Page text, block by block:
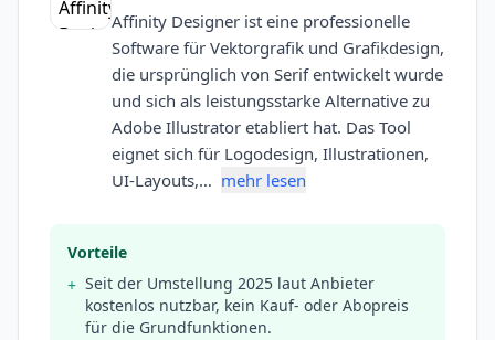
Affinity Designer ist eine professionelle
Software für Vektorgrafik und Grafikdesign,
die ursprünglich von Serif entwickelt wurde
und sich als leistungsstarke Alternative zu
Adobe Illustrator etabliert hat. Das Tool
eignet sich für Logodesign, Illustrationen,
UI-Layouts,… mehr lesen
Vorteile
+ Seit der Umstellung 2025 laut Anbieter
kostenlos nutzbar, kein Kauf- oder Abopreis
für die Grundfunktionen.